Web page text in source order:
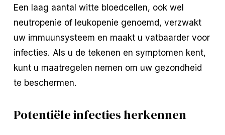
Een laag aantal witte bloedcellen, ook wel
neutropenie of leukopenie genoemd, verzwakt
uw immuunsysteem en maakt u vatbaarder voor
infecties. Als u de tekenen en symptomen kent,
kunt u maatregelen nemen om uw gezondheid
te beschermen.
Potentiële infecties herkennen